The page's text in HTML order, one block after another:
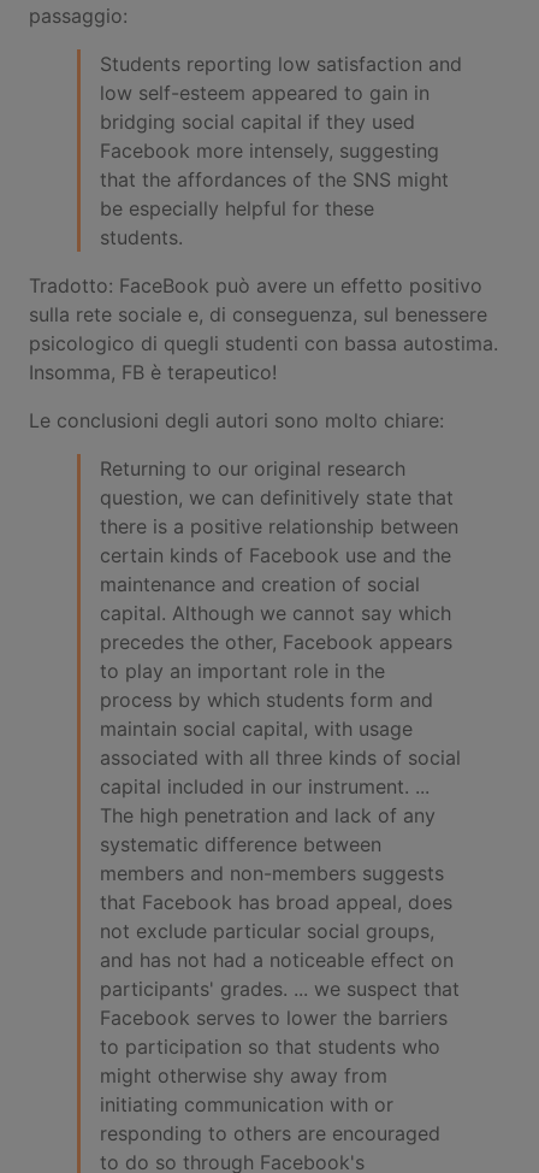
passaggio:
Students reporting low satisfaction and
low self-esteem appeared to gain in
bridging social capital if they used
Facebook more intensely, suggesting
that the affordances of the SNS might
be especially helpful for these
students.
Tradotto: FaceBook può avere un effetto positivo
sulla rete sociale e, di conseguenza, sul benessere
psicologico di quegli studenti con bassa autostima.
Insomma, FB è terapeutico!
Le conclusioni degli autori sono molto chiare:
Returning to our original research
question, we can definitively state that
there is a positive relationship between
certain kinds of Facebook use and the
maintenance and creation of social
capital. Although we cannot say which
precedes the other, Facebook appears
to play an important role in the
process by which students form and
maintain social capital, with usage
associated with all three kinds of social
capital included in our instrument. ...
The high penetration and lack of any
systematic difference between
members and non-members suggests
that Facebook has broad appeal, does
not exclude particular social groups,
and has not had a noticeable effect on
participants' grades. ... we suspect that
Facebook serves to lower the barriers
to participation so that students who
might otherwise shy away from
initiating communication with or
responding to others are encouraged
to do so through Facebook's